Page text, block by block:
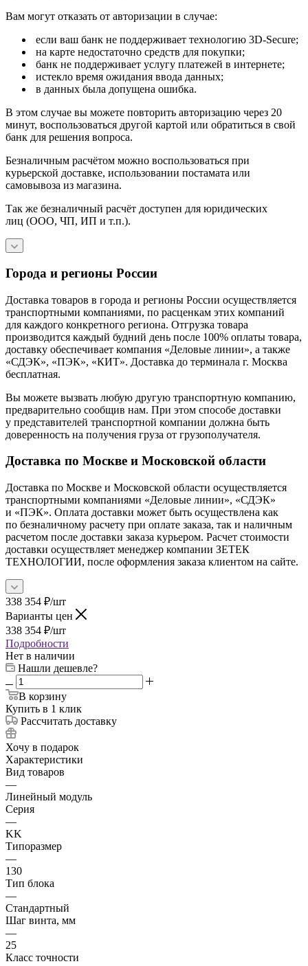
Вам могут отказать от авторизации в случае:
если ваш банк не поддерживает технологию 3D-Secure;
на карте недостаточно средств для покупки;
банк не поддерживает услугу платежей в интернете;
истекло время ожидания ввода данных;
в данных была допущена ошибка.
В этом случае вы можете повторить авторизацию через 20
минут, воспользоваться другой картой или обратиться в свой
банк для решения вопроса.
Безналичным расчётом можно воспользоваться при
курьерской доставке, использовании постамата или
самовывоза из магазина.
Так же безналичный расчёт доступен для юридических
лиц (ООО, ЧП, ИП и т.п.).
Города и регионы России
Доставка товаров в города и регионы России осуществляется
транспортными компаниями, по расценкам этих компаний
для каждого конкретного региона. Отгрузка товара
производится каждый будний день после 100% оплаты товара,
доставку обеспечивает компания «Деловые линии», а также
«СДЭК», «ПЭК», «КИТ». Доставка до терминала г. Москва
бесплатная.
Вы можете вызвать любую другую транспортную компанию,
предварительно сообщив нам. При этом способе доставки
у представителей транспортной компании должна быть
доверенность на получения груза от грузополучателя.
Доставка по Москве и Московской области
Доставка по Москве и Московской области осуществляется
транспортными компаниями «Деловые линии», «СДЭК»
и «ПЭК». Оплата доставки может быть осуществлена как
по безналичному расчету при оплате заказа, так и наличным
расчетом после доставки заказа курьером. Расчет стоимости
доставки осуществляет менеджер компании ЗЕТЕК
ТЕХНОЛОГИИ, после оформления заказа клиентом на сайте.
338 354 ₽/шт
Варианты цен
338 354 ₽/шт
Подробности
Нет в наличии
Нашли дешевле?
В корзину
Купить в 1 клик
Рассчитать доставку
Хочу в подарок
Характеристики
Вид товаров
—
Линейный модуль
Серия
—
KK
Типоразмер
—
130
Тип блока
—
Стандартный
Шаг винта, мм
—
25
Класс точности